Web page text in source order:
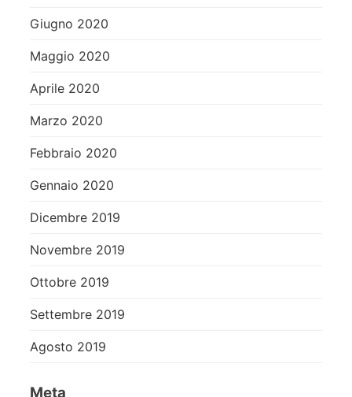
Giugno 2020
Maggio 2020
Aprile 2020
Marzo 2020
Febbraio 2020
Gennaio 2020
Dicembre 2019
Novembre 2019
Ottobre 2019
Settembre 2019
Agosto 2019
Meta